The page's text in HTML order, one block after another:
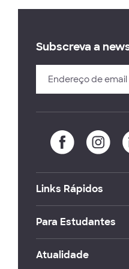
Subscreva a
Links Rápidos
Para Estudantes
Atualidade